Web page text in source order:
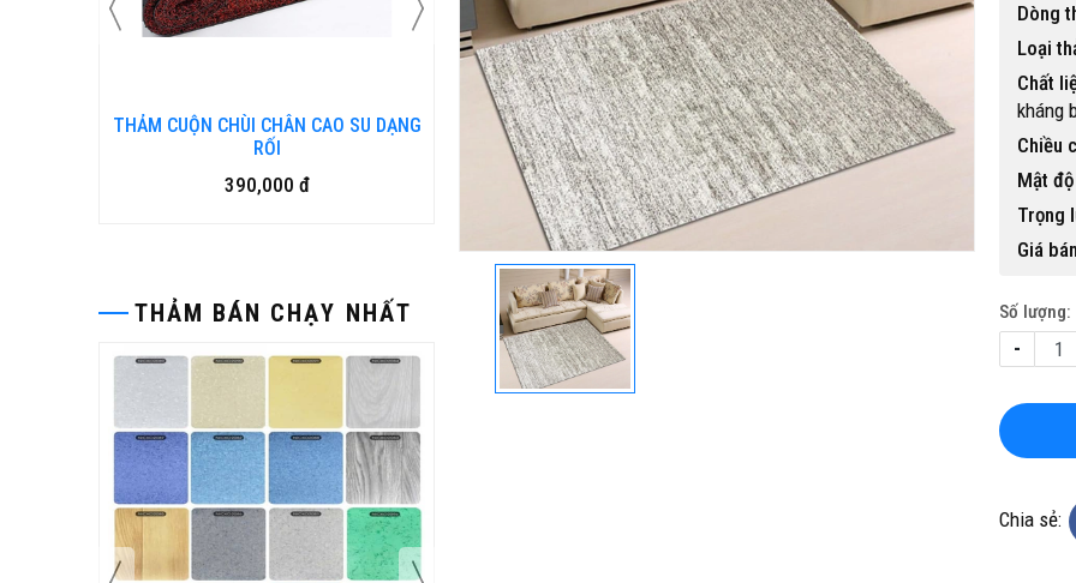
CUỘN CHÙI CHÂN CAO SU DẠNG
Bàn ghế gỗ nhựa ngoài trời BP-456
15,500,000 đ
THẢM BÁN CHẠY NHẤT
Dòng
Loại
Chất
kháng
Chiều
Mật
Trọng
Giá
Số lượng:
-
Chia sẻ: